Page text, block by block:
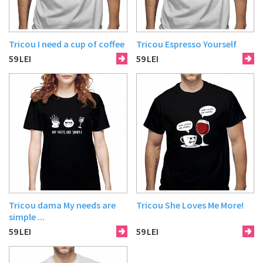
Tricou I need a cup of coffee
59LEI
Tricou Espresso Yourself
59LEI
Tricou dama My needs are
simple ...
59LEI
Tricou She Loves Me More!
59LEI